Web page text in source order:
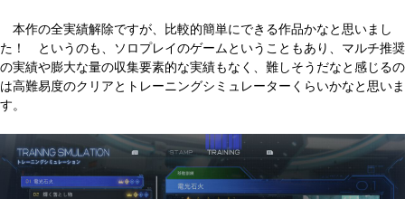
本作の全実績解除ですが、比較的簡単にできる作品かなと思いまし
た！ というのも、ソロプレイのゲームということもあり、マルチ推奨
の実績や膨大な量の収集要素的な実績もなく、難しそうだなと感じるの
は高難易度のクリアとトレーニングシミュレーターくらいかなと思いま
す。